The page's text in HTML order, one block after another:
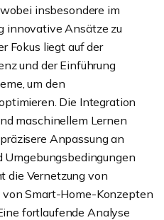
insbesondere im
innovative Ansätze zu
Fokus liegt auf der
und der Einführung
um den
Die Integration
maschinellem Lernen
Anpassung an
die Vernetzung von
Smart-Home-Konzepten
fortlaufende Analyse